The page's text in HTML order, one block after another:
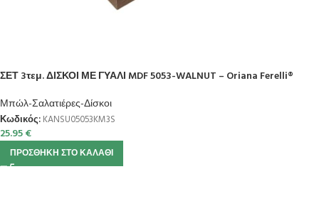
ΣΕΤ 3τεμ. ΔΙΣΚΟΙ ΜΕ ΓΥΑΛΙ MDF 5053-WALNUT – Oriana Ferelli®
Μπώλ-Σαλατιέρες-Δίσκοι
Κωδικός: KANSU05053KM3S
25.95€
ΠΡΟΣΘΉΚΗ ΣΤΟ ΚΑΛΆΘΙ